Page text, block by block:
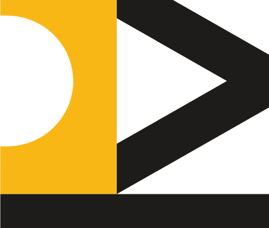
Termo de Pesquisa